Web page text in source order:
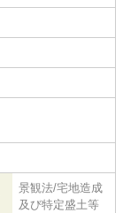
景観法/宅地造成
及び特定盛土等